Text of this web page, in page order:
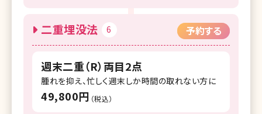
二重埋没法 6 予約する
週末二重（R）両目2点
腫れを抑え、忙しく週末しか時間の取れない方に
49,800円 （税込）